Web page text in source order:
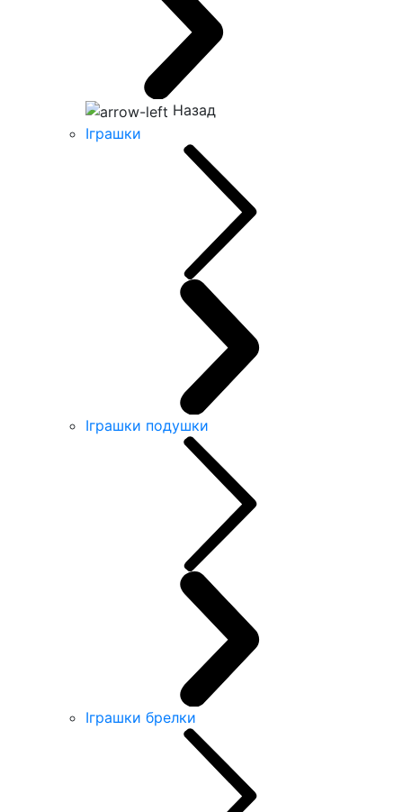
Назад
Іграшки
Іграшки подушки
Іграшки брелки